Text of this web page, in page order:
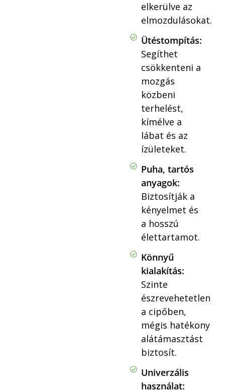
elkerülve az
elmozdulásokat.
Ütéstompítás:
Segíthet
csökkenteni a
mozgás
közbeni
terhelést,
kímélve a
lábat és az
ízületeket.
Puha, tartós
anyagok:
Biztosítják a
kényelmet és
a hosszú
élettartamot.
Könnyű
kialakítás:
Szinte
észrevehetetlen
a cipőben,
mégis hatékony
alátámasztást
biztosít.
Univerzális
használat: